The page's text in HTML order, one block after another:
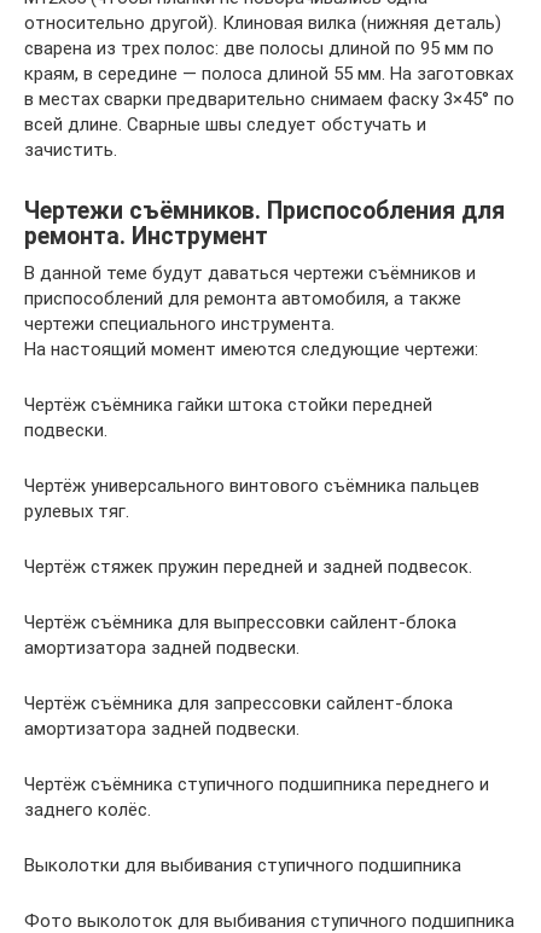
относительно другой). Клиновая вилка (нижняя деталь)
сварена из трех полос: две полосы длиной по 95 мм по
краям, в середине — полоса длиной 55 мм. На заготовках
в местах сварки предварительно снимаем фаску 3×45° по
всей длине. Сварные швы следует обстучать и
зачистить.
Чертежи съёмников. Приспособления для
ремонта. Инструмент
В данной теме будут даваться чертежи съёмников и
приспособлений для ремонта автомобиля, а также
чертежи специального инструмента.
На настоящий момент имеются следующие чертежи:
Чертёж съёмника гайки штока стойки передней
подвески.
Чертёж универсального винтового съёмника пальцев
рулевых тяг.
Чертёж стяжек пружин передней и задней подвесок.
Чертёж съёмника для выпрессовки сайлент-блока
амортизатора задней подвески.
Чертёж съёмника для запрессовки сайлент-блока
амортизатора задней подвески.
Чертёж съёмника ступичного подшипника переднего и
заднего колёс.
Выколотки для выбивания ступичного подшипника
Фото выколоток для выбивания ступичного подшипника